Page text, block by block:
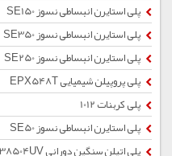
پلی استایرن انبساطی نسوز SE150
پلی استایرن انبساطی نسوز SE350
پلی استایرن انبساطی نسوز SE250
پلی پروپیلن شیمیایی EPX548T
پلی کربنات 1012
پلی استایرن انبساطی نسوز SE50
پلی اتیلن سنگین دورانی 38504UV